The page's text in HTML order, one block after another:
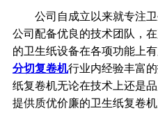
公司自成立以来就专注卫
公司配备优良的技术团队，
的卫生纸设备在各项功能上
分切复卷机行业内经验丰富
纸复卷机无论在技术上还是
提供质优价廉的卫生纸复卷机